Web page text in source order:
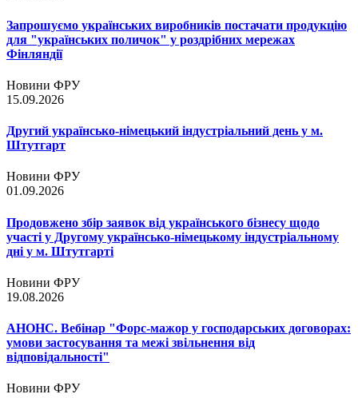
Запрошуємо українських виробників постачати продукцію
для "українських поличок" у роздрібних мережах
Фінляндії
Новини ФРУ
15.09.2026
Другий українсько-німецький індустріальний день у м.
Штутгарт
Новини ФРУ
01.09.2026
Продовжено збір заявок від українського бізнесу щодо
участі у Другому українсько-німецькому індустріальному
дні у м. Штутгарті
Новини ФРУ
19.08.2026
АНОНС. Вебінар "Форс-мажор у господарських договорах:
умови застосування та межі звільнення від
відповідальності"
Новини ФРУ